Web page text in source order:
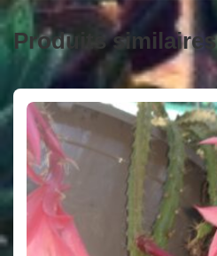
Produits similaires